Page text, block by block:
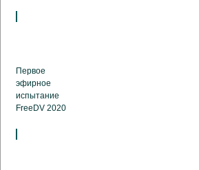
Первое
эфирное
испытание
FreeDV 2020